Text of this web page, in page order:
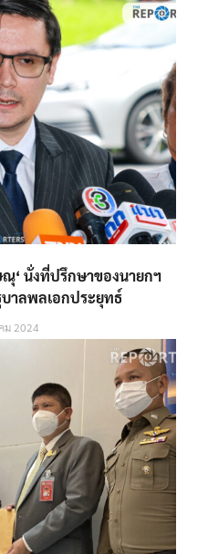
‘ นั่งที่ปรึกษาของนายกฯ
บาลพลเอกประยุทธ์
ม 2024